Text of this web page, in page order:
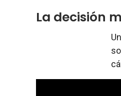
La decisión